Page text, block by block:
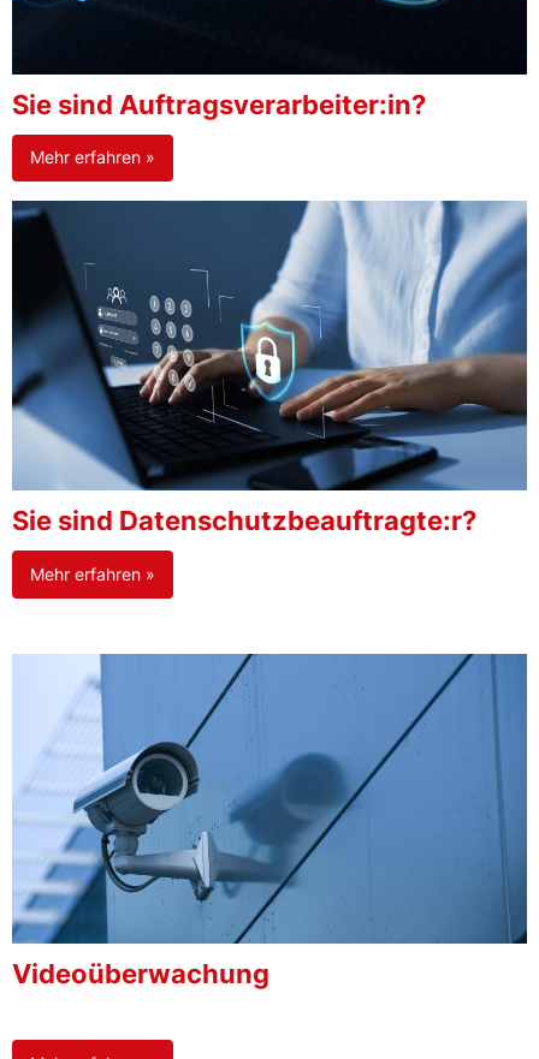
Sie sind Auftragsverarbeiter:in?
Mehr erfahren »
Sie sind Datenschutzbeauftragte:r?
Mehr erfahren »
Videoüberwachung